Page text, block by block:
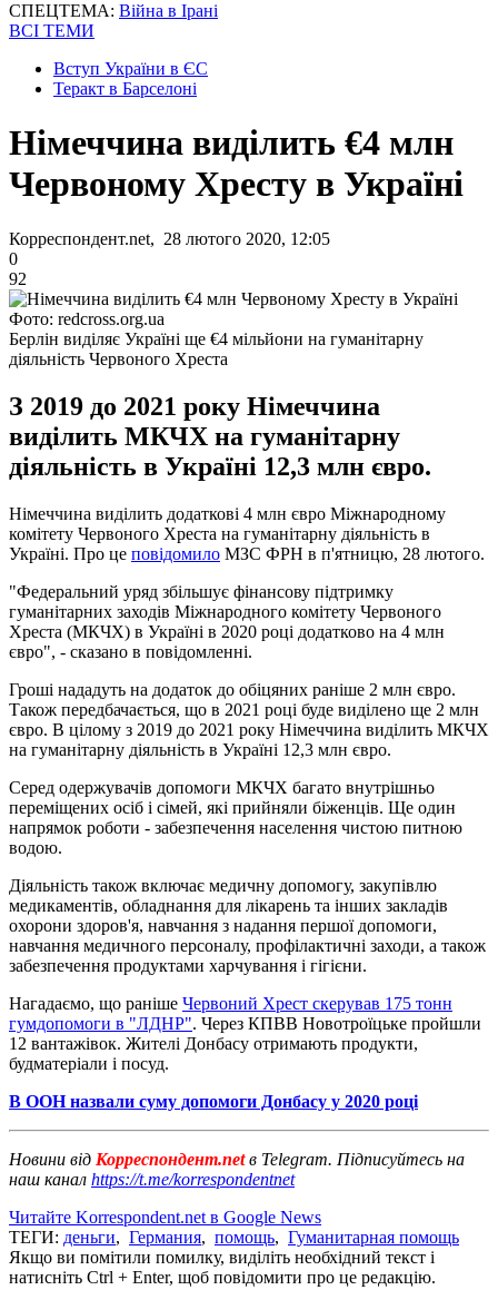
СПЕЦТЕМА: Війна в Ірані
ВСІ ТЕМИ
Вступ України в ЄС
Теракт в Барселоні
Німеччина виділить €4 млн
Червоному Хресту в Україні
Корреспондент.net, 28 лютого 2020, 12:05
0
92
Фото: redcross.org.ua
Берлін виділяє Україні ще €4 мільйони на гуманітарну
діяльність Червоного Хреста
З 2019 до 2021 року Німеччина
виділить МКЧХ на гуманітарну
діяльність в Україні 12,3 млн євро.
Німеччина виділить додаткові 4 млн євро Міжнародному
комітету Червоного Хреста на гуманітарну діяльність в
Україні. Про це повідомило МЗС ФРН в п'ятницю, 28 лютого.
"Федеральний уряд збільшує фінансову підтримку
гуманітарних заходів Міжнародного комітету Червоного
Хреста (МКЧХ) в Україні в 2020 році додатково на 4 млн
євро", - сказано в повідомленні.
Гроші нададуть на додаток до обіцяних раніше 2 млн євро.
Також передбачається, що в 2021 році буде виділено ще 2 млн
євро. В цілому з 2019 до 2021 року Німеччина виділить МКЧХ
на гуманітарну діяльність в Україні 12,3 млн євро.
Серед одержувачів допомоги МКЧХ багато внутрішньо
переміщених осіб і сімей, які прийняли біженців. Ще один
напрямок роботи - забезпечення населення чистою питною
водою.
Діяльність також включає медичну допомогу, закупівлю
медикаментів, обладнання для лікарень та інших закладів
охорони здоров'я, навчання з надання першої допомоги,
навчання медичного персоналу, профілактичні заходи, а також
забезпечення продуктами харчування і гігієни.
Нагадаємо, що раніше Червоний Хрест скерував 175 тонн
гумдопомоги в "ЛДНР". Через КПВВ Новотроїцьке пройшли
12 вантажівок. Жителі Донбасу отримають продукти,
будматеріали і посуд.
В ООН назвали суму допомоги Донбасу у 2020 році
Новини від Корреспондент.netв Telegram. Підписуйтесь на
наш канал https://t.me/korrespondentnet
Читайте Korrespondent.net в Google News
ТЕГИ: деньги, Германия, помощь, Гуманитарная помощь
Якщо ви помітили помилку, виділіть необхідний текст і
натисніть Ctrl + Enter, щоб повідомити про це редакцію.